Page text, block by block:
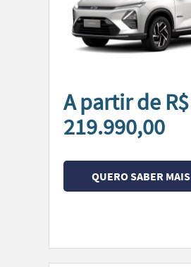
A partir de R$
219.990,00
QUERO SABER MAIS